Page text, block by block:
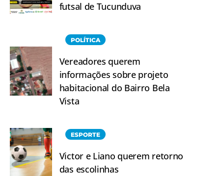
futsal de Tucunduva
POLÍTICA
Vereadores querem
informações sobre projeto
habitacional do Bairro Bela
Vista
ESPORTE
Victor e Liano querem retorno
das escolinhas